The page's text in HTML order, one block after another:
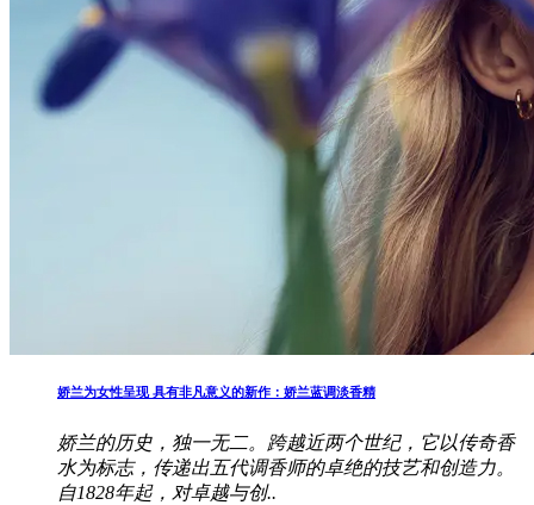
娇兰为女性呈现 具有非凡意义的新作：娇兰蓝调淡香精
娇兰的历史，独一无二。跨越近两个世纪，它以传奇香
水为标志，传递出五代调香师的卓绝的技艺和创造力。
自1828年起，对卓越与创..